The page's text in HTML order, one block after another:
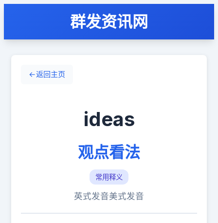
群发资讯网
←返回主页
ideas
观点看法
常用释义
英式发音美式发音